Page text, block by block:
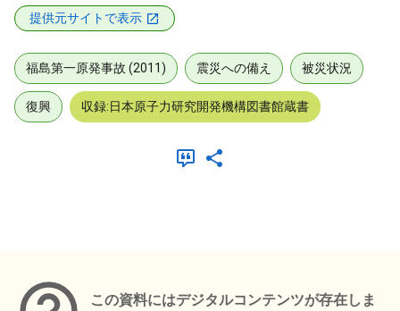
提供元サイトで表示
福島第一原発事故 (2011) 震災への備え 被災状況
復興 収録:日本原子力研究開発機構図書館蔵書
この資料にはデジタルコンテンツが存在しま